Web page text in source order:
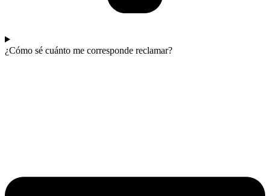
¿Cómo sé cuánto me corresponde reclamar?